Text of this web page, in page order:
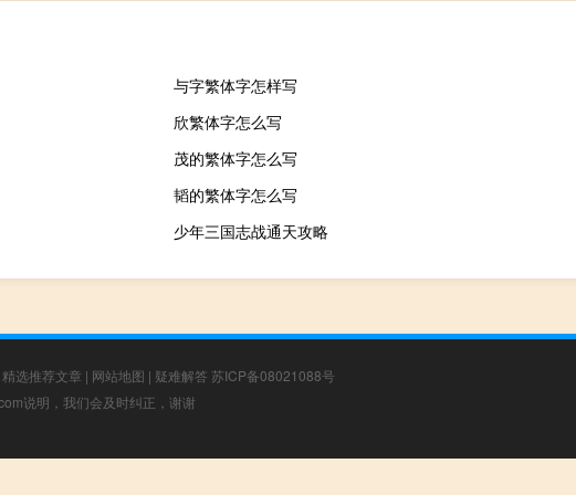
与字繁体字怎样写
欣繁体字怎么写
茂的繁体字怎么写
韬的繁体字怎么写
少年三国志战通天攻略
精选推荐文章 | 网站地图 | 疑难解答 苏ICP备08021088号
说明，我们会及时纠正，谢谢